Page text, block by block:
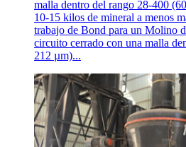
malla dentro del rango 28-400
10-15 kilos de mineral a menos
trabajo de Bond para un Molino
circuito cerrado con una malla
212 µm)...